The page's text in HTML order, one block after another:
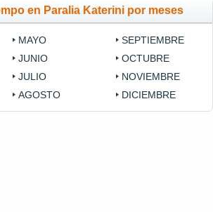
en Paralia Katerini por meses
MAYO
JUNIO
JULIO
AGOSTO
SEPTIEMBRE
OCTUBRE
NOVIEMBRE
DICIEMBRE